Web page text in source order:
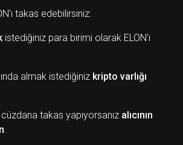
takas edebilirsiniz:
istediğiniz para birimi olarak ELON'ı
almak istediğiniz kripto varlığı
takas yapıyorsanız alıcının
.